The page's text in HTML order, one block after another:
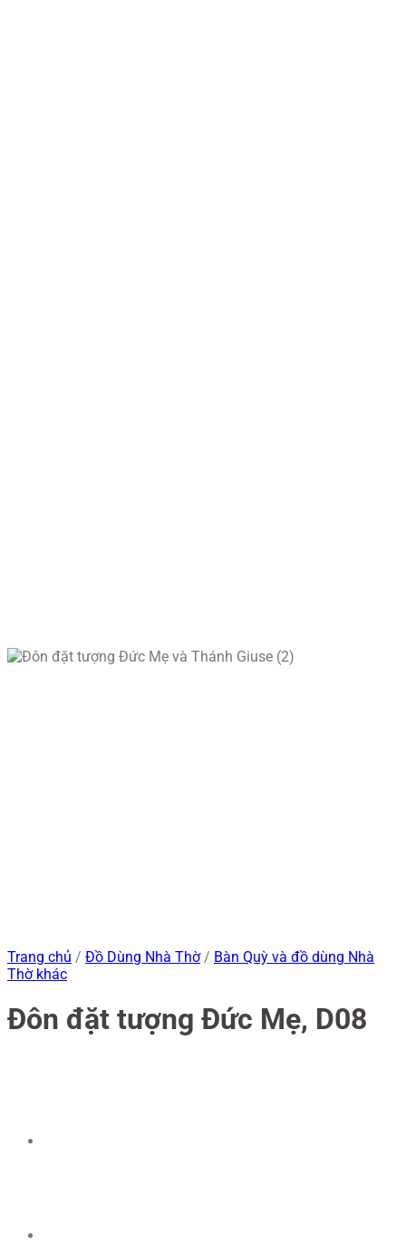
Trang chủ / Đồ Dùng Nhà Thờ / Bàn Quỳ và đồ dùng Nhà
Thờ khác
Đôn đặt tượng Đức Mẹ, D08